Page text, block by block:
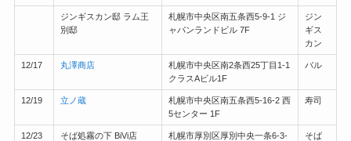
ジンギスカン邸 ラム王
別邸
札幌市中央区南五条西5-9-1 ジ
ャパンランドビル 7F
ジン
ギス
カン
12/17 丸澤商店
札幌市中央区南2条西25丁目1-1
クラスAビル1F
バル
12/19 立ノ蔵
札幌市中央区南五条西5-16-2 西
5センター 1F
寿司
12/23 そば処霧の下 BiVi店
札幌市厚別区厚別中央一条6-3-
そば